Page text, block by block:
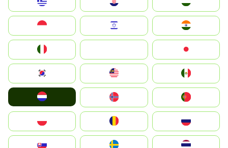
South Korea